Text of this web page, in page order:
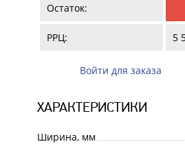
Остаток:
РРЦ: 5
Войти для заказа
ХАРАКТЕРИСТИКИ
Ширина, мм